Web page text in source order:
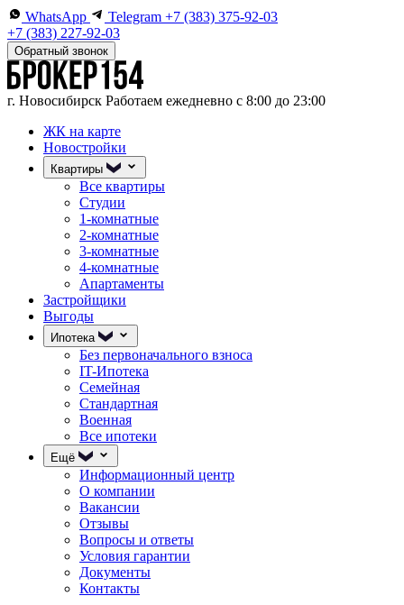
WhatsApp Telegram +7 (383) 375-92-03
+7 (383) 227-92-03
Обратный звонок
г. Новосибирск Работаем ежедневно с 8:00 до 23:00
ЖК на карте
Новостройки
Квартиры
Все квартиры
Студии
1-комнатные
2-комнатные
3-комнатные
4-комнатные
Апартаменты
Застройщики
Выгоды
Ипотека
Без первоначального взноса
IT-Ипотека
Семейная
Стандартная
Военная
Все ипотеки
Ещё
Информационный центр
О компании
Вакансии
Отзывы
Вопросы и ответы
Условия гарантии
Документы
Контакты